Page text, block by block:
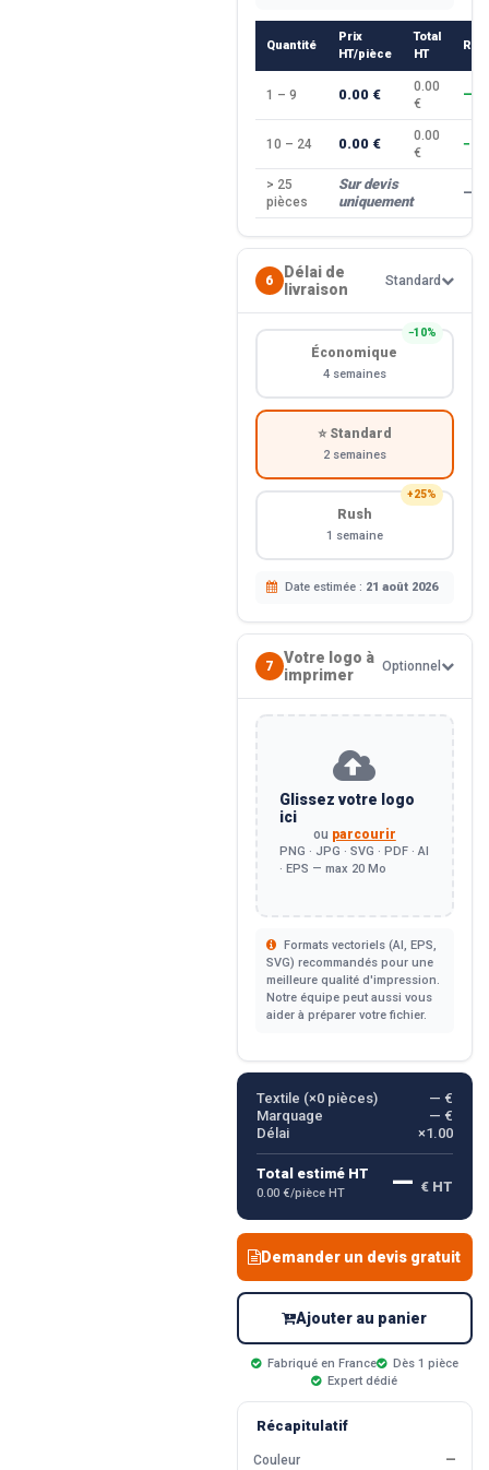
Quantité
Prix
HT/pièce
Total
HT
1 – 9 0.00 €
0.00
€
—
10 – 24 0.00 €
0.00
€
> 25
pièces
Sur devis
uniquement
—
6
Délai de
livraison
Standard
−10%
Économique
4 semaines
⭐ Standard
2 semaines
+25%
Rush
1 semaine
Date estimée : 21 août 2026
7
Votre logo à
imprimer
Optionnel
Glissez votre logo
ici
ou parcourir
PNG · JPG · SVG · PDF · AI
· EPS — max 20 Mo
Formats vectoriels (AI, EPS,
SVG) recommandés pour une
meilleure qualité d'impression.
Notre équipe peut aussi vous
aider à préparer votre fichier.
Textile (×0pièces)
— €
Marquage
— €
Délai
×1.00
Total estimé HT
0.00 €/pièce HT — € HT
Demander un devis gratuit
Ajouter au panier
Fabriqué en France
Dès 1 pièce
Expert dédié
Récapitulatif
Couleur
—